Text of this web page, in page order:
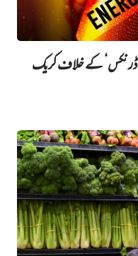
ڈرنکس‘ کے خلاف کریک